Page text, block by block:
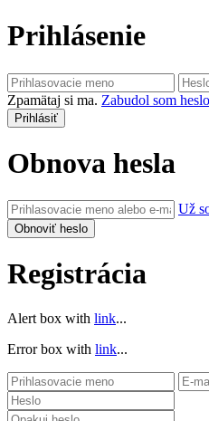
Prihlásenie
Zpamätaj si ma. Zabudol som
Obnova hesla
Už
Registrácia
Alert box with link...
Error box with link...